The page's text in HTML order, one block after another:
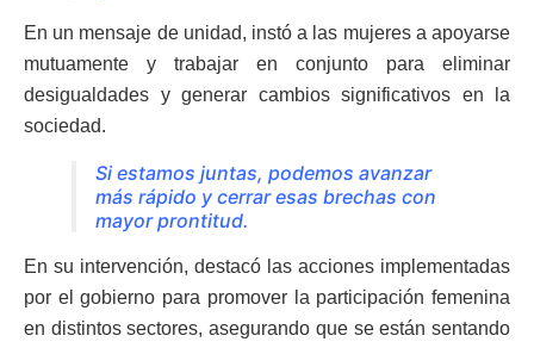
En un mensaje de unidad, instó a las mujeres a apoyarse
mutuamente y trabajar en conjunto para eliminar
desigualdades y generar cambios significativos en la
sociedad.
Si estamos juntas, podemos avanzar
más rápido y cerrar esas brechas con
mayor prontitud.
En su intervención, destacó las acciones implementadas
por el gobierno para promover la participación femenina
en distintos sectores, asegurando que se están sentando